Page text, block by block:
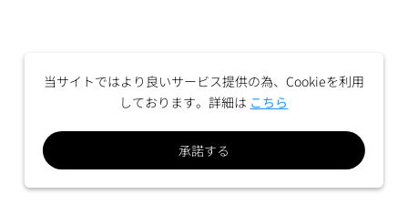
当サイトではより良いサービス提供の為、Cookieを利用
しております。詳細は こちら
承諾する